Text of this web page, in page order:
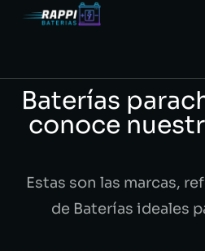
Baterías
conoce
Estas son las marcas,
de Baterías ideales